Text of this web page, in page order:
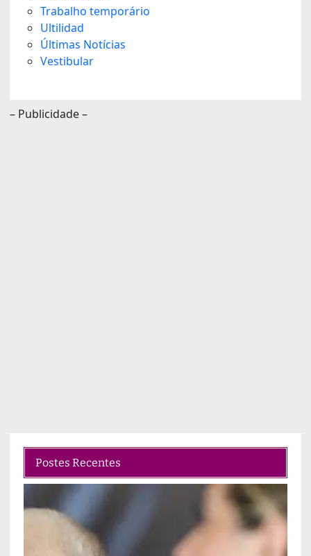
Trabalho temporário
Ultilidad
Últimas Notícias
Vestibular
– Publicidade –
Postes Recentes